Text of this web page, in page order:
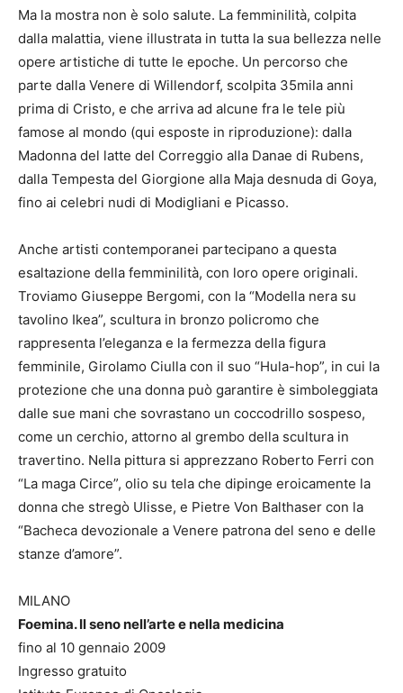
Ma la mostra non è solo salute. La femminilità, colpita
dalla malattia, viene illustrata in tutta la sua bellezza nelle
opere artistiche di tutte le epoche. Un percorso che
parte dalla Venere di Willendorf, scolpita 35mila anni
prima di Cristo, e che arriva ad alcune fra le tele più
famose al mondo (qui esposte in riproduzione): dalla
Madonna del latte del Correggio alla Danae di Rubens,
dalla Tempesta del Giorgione alla Maja desnuda di Goya,
fino ai celebri nudi di Modigliani e Picasso.
Anche artisti contemporanei partecipano a questa
esaltazione della femminilità, con loro opere originali.
Troviamo Giuseppe Bergomi, con la “Modella nera su
tavolino Ikea”, scultura in bronzo policromo che
rappresenta l’eleganza e la fermezza della figura
femminile, Girolamo Ciulla con il suo “Hula-hop”, in cui la
protezione che una donna può garantire è simboleggiata
dalle sue mani che sovrastano un coccodrillo sospeso,
come un cerchio, attorno al grembo della scultura in
travertino. Nella pittura si apprezzano Roberto Ferri con
“La maga Circe”, olio su tela che dipinge eroicamente la
donna che stregò Ulisse, e Pietre Von Balthaser con la
“Bacheca devozionale a Venere patrona del seno e delle
stanze d’amore”.
MILANO
Foemina. Il seno nell’arte e nella medicina
fino al 10 gennaio 2009
Ingresso gratuito